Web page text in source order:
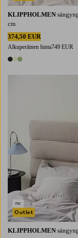
KLIPPHOLMEN
cm
374,50 EUR
Alkuperäinen hinta749 EUR
3 värejä
KLIPPHOLMEN
Outlet